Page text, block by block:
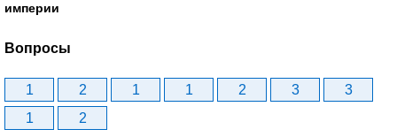
империи
Вопросы
1 2 1 1 2 3
3
1
2